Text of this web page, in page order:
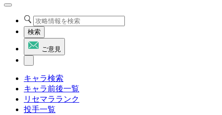
検索
ご意見
キャラ検索
キャラ前後一覧
リセマラランク
投手一覧